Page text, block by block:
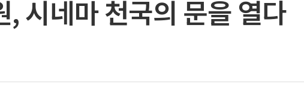
, 시네마 천국의 문을 열다